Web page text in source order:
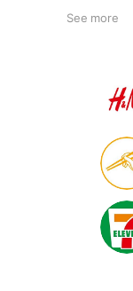
See more